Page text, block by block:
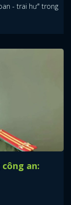
- trai hư" trong
an: